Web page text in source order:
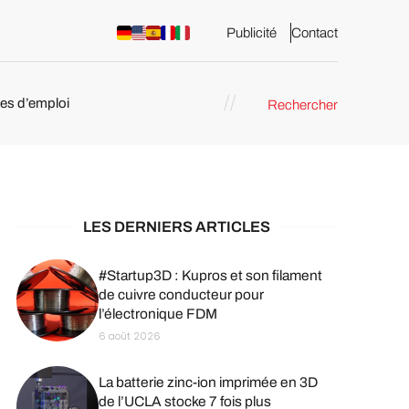
Publicité Contact
d’emploi Rechercher
LES DERNIERS ARTICLES
#Startup3D : Kupros et son filament
de cuivre conducteur pour
l’électronique FDM
6 août 2026
La batterie zinc-ion imprimée en 3D
de l’UCLA stocke 7 fois plus